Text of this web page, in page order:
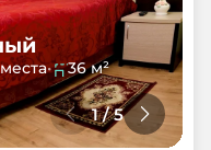
• 36 м²
1/5